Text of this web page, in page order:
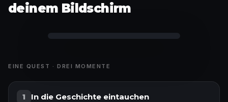
deinem Bildschirm
EINE QUEST · DREI MOMENTE
1 In die Geschichte eintauchen